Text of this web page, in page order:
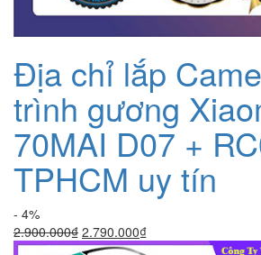
Địa chỉ lắp
trình gương
70MAI D07 +
TPHCM uy tín
- 4%
2.900.000₫ Giá
gốc
2.790.000₫Giá
hiện